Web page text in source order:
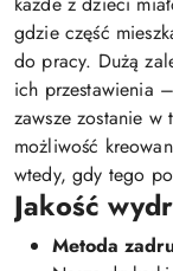
gdzie część
do pracy. Dużą
ich przestawienia
zawsze zostanie w
możliwość
wtedy, gdy tego
Jakość
Metoda